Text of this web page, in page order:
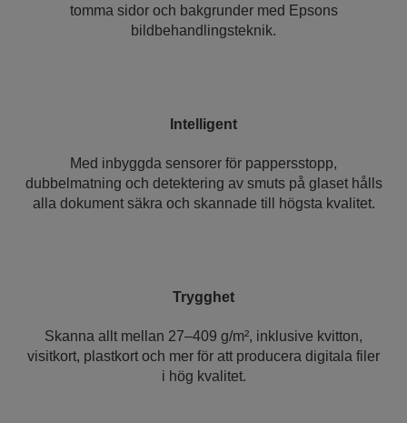
tomma sidor och bakgrunder med Epsons
bildbehandlingsteknik.
Intelligent
Med inbyggda sensorer för pappersstopp,
dubbelmatning och detektering av smuts på glaset hålls
alla dokument säkra och skannade till högsta kvalitet.
Trygghet
Skanna allt mellan 27–409 g/m², inklusive kvitton,
visitkort, plastkort och mer för att producera digitala filer
i hög kvalitet.